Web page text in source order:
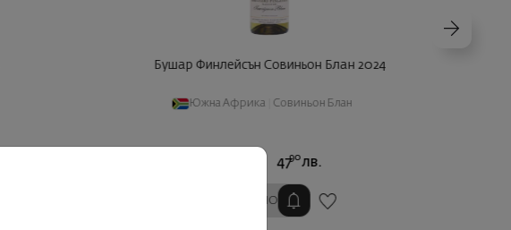
Бушар Финлейсън Совиньон Блан 2024
Южна Африка Совиньон Блан
4790 лв.
ИЗЧЕРПАНО